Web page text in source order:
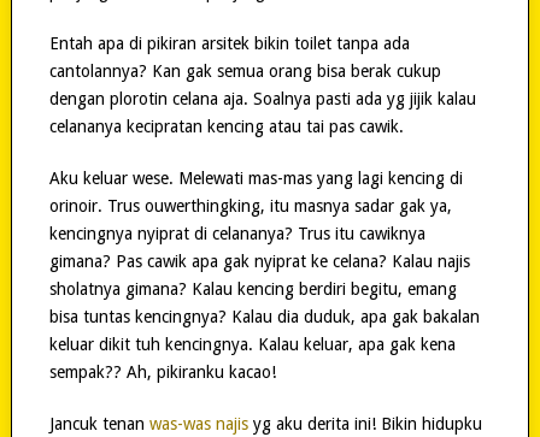
Entah apa di pikiran arsitek bikin toilet tanpa ada
cantolannya? Kan gak semua orang bisa berak cukup
dengan plorotin celana aja. Soalnya pasti ada yg jijik kalau
celananya kecipratan kencing atau tai pas cawik.
Aku keluar wese. Melewati mas-mas yang lagi kencing di
orinoir. Trus ouwerthingking, itu masnya sadar gak ya,
kencingnya nyiprat di celananya? Trus itu cawiknya
gimana? Pas cawik apa gak nyiprat ke celana? Kalau najis
sholatnya gimana? Kalau kencing berdiri begitu, emang
bisa tuntas kencingnya? Kalau dia duduk, apa gak bakalan
keluar dikit tuh kencingnya. Kalau keluar, apa gak kena
sempak?? Ah, pikiranku kacao!
Jancuk tenan was-was najisyg aku derita ini! Bikin hidupku